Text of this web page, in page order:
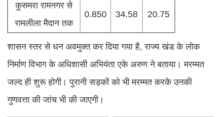
कुसमरा रामनगर से
रामलीला मैदान तक
0.850 34.58 20.75
शासन स्तर से धन अवमुक्त कर दिया गया है, राज्य खंड के लोक
निर्माण विभाग के अधिशासी अभियंता एके अरुण ने बताया। मरम्मत
जल्द ही शुरू होगी। पुरानी सड़कों को भी मरम्मत करके उनकी
गुणवत्ता की जांच भी की जाएगी।